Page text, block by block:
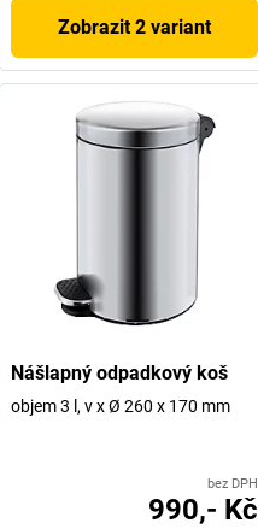
Zobrazit 2 variant
Nášlapný odpadkový koš
objem 3 l, v x Ø 260 x 170 mm
bez DPH
990,- Kč